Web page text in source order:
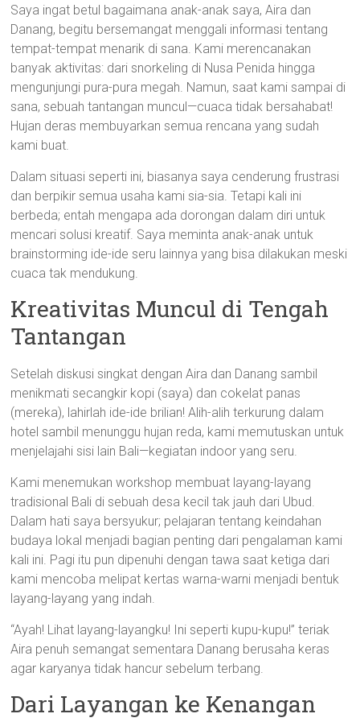
Saya ingat betul bagaimana anak-anak saya, Aira dan
Danang, begitu bersemangat menggali informasi tentang
tempat-tempat menarik di sana. Kami merencanakan
banyak aktivitas: dari snorkeling di Nusa Penida hingga
mengunjungi pura-pura megah. Namun, saat kami sampai di
sana, sebuah tantangan muncul—cuaca tidak bersahabat!
Hujan deras membuyarkan semua rencana yang sudah
kami buat.
Dalam situasi seperti ini, biasanya saya cenderung frustrasi
dan berpikir semua usaha kami sia-sia. Tetapi kali ini
berbeda; entah mengapa ada dorongan dalam diri untuk
mencari solusi kreatif. Saya meminta anak-anak untuk
brainstorming ide-ide seru lainnya yang bisa dilakukan meski
cuaca tak mendukung.
Kreativitas Muncul di Tengah
Tantangan
Setelah diskusi singkat dengan Aira dan Danang sambil
menikmati secangkir kopi (saya) dan cokelat panas
(mereka), lahirlah ide-ide brilian! Alih-alih terkurung dalam
hotel sambil menunggu hujan reda, kami memutuskan untuk
menjelajahi sisi lain Bali—kegiatan indoor yang seru.
Kami menemukan workshop membuat layang-layang
tradisional Bali di sebuah desa kecil tak jauh dari Ubud.
Dalam hati saya bersyukur; pelajaran tentang keindahan
budaya lokal menjadi bagian penting dari pengalaman kami
kali ini. Pagi itu pun dipenuhi dengan tawa saat ketiga dari
kami mencoba melipat kertas warna-warni menjadi bentuk
layang-layang yang indah.
“Ayah! Lihat layang-layangku! Ini seperti kupu-kupu!” teriak
Aira penuh semangat sementara Danang berusaha keras
agar karyanya tidak hancur sebelum terbang.
Dari Layangan ke Kenangan